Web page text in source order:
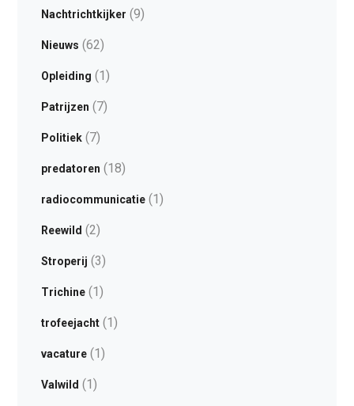
Nachtrichtkijker (9)
Nieuws (62)
Opleiding (1)
Patrijzen (7)
Politiek(7)
predatoren (18)
radiocommunicatie(1)
Reewild (2)
Stroperij (3)
Trichine(1)
trofeejacht(1)
vacature(1)
Valwild (1)